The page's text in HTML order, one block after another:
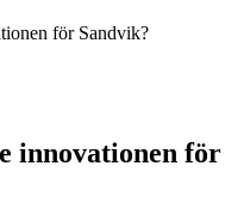
för Sandvik?
innovationen för